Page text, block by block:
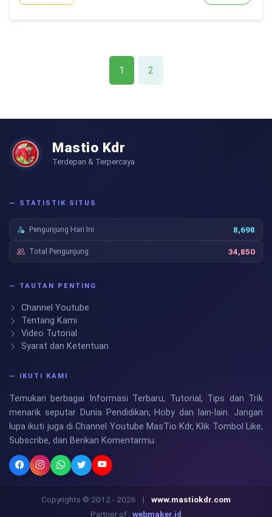
1 2
Mastio Kdr
Terdepan & Terpercaya
— STATISTIK SITUS
Pengunjung Hari Ini 8,698
Total Pengunjung 34,850
— TAUTAN PENTING
Channel Youtube
Tentang Kami
Video Tutorial
Syarat dan Ketentuan
— IKUTI KAMI
Temukan berbagai Informasi Terbaru, Tutorial, Tips dan Trik
menarik seputar Dunia Pendidikan, Hoby dan lain-lain. Jangan
lupa ikuti juga di Channel Youtube MasTio Kdr, Klik Tombol Like,
Subscribe, dan Berikan Komentarmu.
Copyrights © 2012 - 2026 |
www.mastiokdr.com
Partner of : webmaker.id